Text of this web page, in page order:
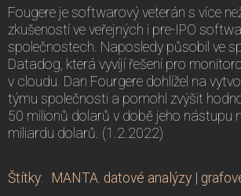
Fougere je softwarový veterán s více
zkušeností ve veřejných i pre-IPO
společnostech. Naposledy působil ve
Datadog, která vyvíjí řešení pro
v cloudu. Dan Fourgere dohlížel na
týmu společnosti a pomohl zvýšit
50 milionů dolarů v době jeho nástupu
miliardu dolarů. (1.2.2022)
Štítky: MANTA. datové analýzy |